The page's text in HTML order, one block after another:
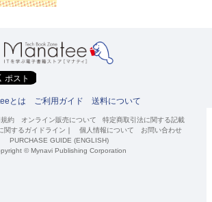
とは ご利用ガイド 送料について
約 オンライン販売について
特定商取引法に関する記載
関するガイドライン ｜ 個人情報について
お問い合わせ
PURCHASE GUIDE (ENGLISH)
© Mynavi Publishing Corporation